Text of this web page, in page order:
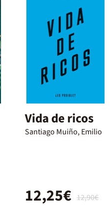
Vida de ricos
Santiago Muiño, Emilio
12,90€
12,25€